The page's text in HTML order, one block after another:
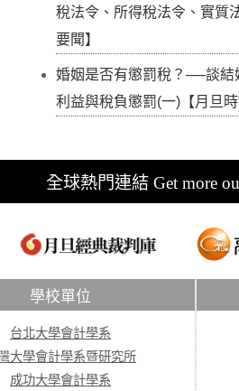
稅法令、所得稅法令、實質
要聞】
婚姻是否有懲罰稅？──談結
利益與稅負懲罰(一)【月旦時
全球熱門連結 Get more
學校單位
台北大學會計學系
大學會計學系暨研究所
成功大學會計學系